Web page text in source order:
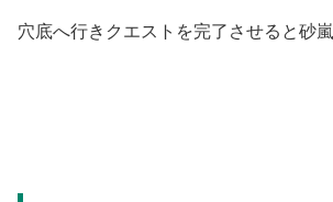
穴底へ行きクエストを完了させると砂嵐